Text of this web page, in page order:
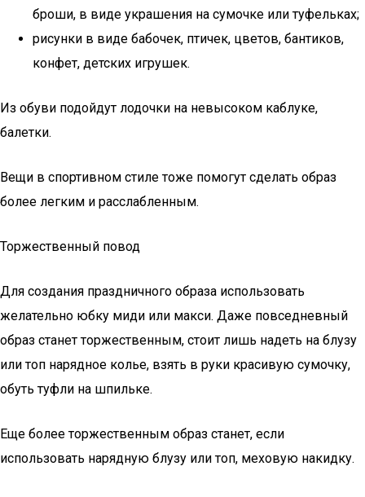
броши, в виде украшения на сумочке или туфельках;
рисунки в виде бабочек, птичек, цветов, бантиков,
конфет, детских игрушек.
Из обуви подойдут лодочки на невысоком каблуке,
балетки.
Вещи в спортивном стиле тоже помогут сделать образ
более легким и расслабленным.
Торжественный повод
Для создания праздничного образа использовать
желательно юбку миди или макси. Даже повседневный
образ станет торжественным, стоит лишь надеть на блузу
или топ нарядное колье, взять в руки красивую сумочку,
обуть туфли на шпильке.
Еще более торжественным образ станет, если
использовать нарядную блузу или топ, меховую накидку.